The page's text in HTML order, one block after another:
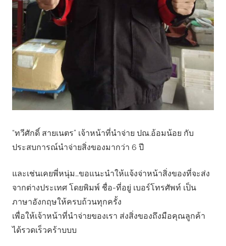
“ทวีศักดิ์ สายเนตร” เจ้าหน้าที่นำจ่าย ปณ.อ้อมน้อย กับ
ประสบการณ์นำจ่ายสิ่งของมากว่า 6 ปี
และเช่นเคยพี่หนุ่ม…ขอแนะนำให้แจ้งจ่าหน้าสิ่งของที่จะส่ง
จากต่างประเทศ โดยพิมพ์ ชื่อ-ที่อยู่ เบอร์โทรศัพท์ เป็น
ภาษาอังกฤษให้ครบถ้วนทุกครั้ง
เพื่อให้เจ้าหน้าที่นำจ่ายของเรา ส่งสิ่งของถึงมือคุณลูกค้า
ได้รวดเร็วคร้าบบบ